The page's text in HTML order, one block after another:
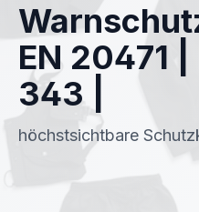
EN 20471 |
343 |
höchstsichtbare